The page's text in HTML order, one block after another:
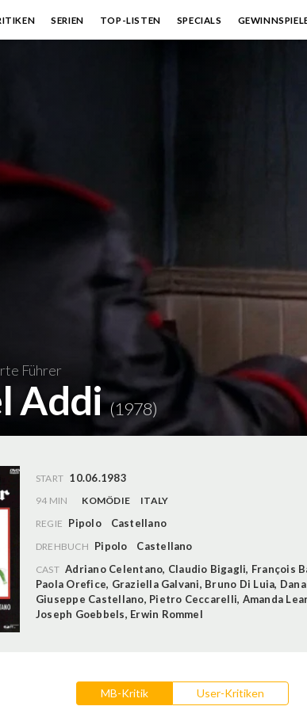
SERIEN TOP-LISTEN SPECIALS
Führer
Addi(1978)
START 10.06.1983
94 MIN KOMÖDIE
ITALY
REGIE Pipolo Castellano
DREHBUCH Pipolo Castellano
CAST Adriano Celentano, Claudio Bigagli, François
Paola Orefice, Graziella Galvani, Bruno Di Luia,
Giuseppe Castellano, Pietro Ceccarelli, Amanda
Joseph Goebbels, Erwin Rommel
MB-Kritik User-Kritiken